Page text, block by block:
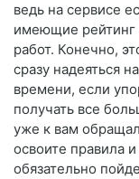
ведь на сервисе
имеющие
работ. Конечно,
сразу надеяться
времени, если
получать все
уже к вам
освоите правила
обязательно